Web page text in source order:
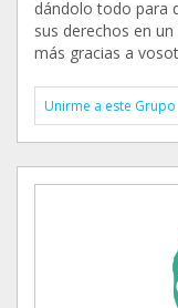
dándolo todo para
sus derechos en
más gracias a
Unirme a este Grupo